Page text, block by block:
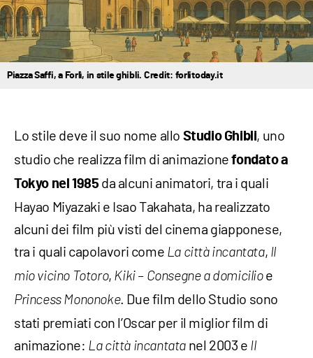
Piazza Saffi, a Forlì, in stile ghibli. Credit: forlitoday.it
Lo stile deve il suo nome allo Studio Ghibli, uno
studio che realizza film di animazionefondato a
Tokyo nel 1985da alcuni animatori, tra i quali
Hayao Miyazaki e Isao Takahata, ha realizzato
alcuni dei film più visti del cinema giapponese,
tra i quali capolavori come La città incantata, Il
mio vicino Totoro, Kiki – Consegne a domicilioe
Princess Mononoke. Due film dello Studio sono
stati premiati con l’Oscar per il miglior film di
animazione: La città incantata nel 2003 e Il